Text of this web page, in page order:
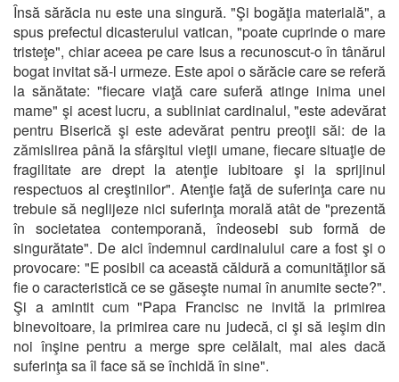
Însă sărăcia nu este una singură. "Şi bogăţia materială", a
spus prefectul dicasterului vatican, "poate cuprinde o mare
tristeţe", chiar aceea pe care Isus a recunoscut-o în tânărul
bogat invitat să-l urmeze. Este apoi o sărăcie care se referă
la sănătate: "fiecare viaţă care suferă atinge inima unei
mame" şi acest lucru, a subliniat cardinalul, "este adevărat
pentru Biserică şi este adevărat pentru preoţii săi: de la
zămislirea până la sfârşitul vieţii umane, fiecare situaţie de
fragilitate are drept la atenţie iubitoare şi la sprijinul
respectuos al creştinilor". Atenţie faţă de suferinţa care nu
trebuie să neglijeze nici suferinţa morală atât de "prezentă
în societatea contemporană, îndeosebi sub formă de
singurătate". De aici îndemnul cardinalului care a fost şi o
provocare: "E posibil ca această căldură a comunităţilor să
fie o caracteristică ce se găseşte numai în anumite secte?".
Şi a amintit cum "Papa Francisc ne invită la primirea
binevoitoare, la primirea care nu judecă, ci şi să ieşim din
noi înşine pentru a merge spre celălalt, mai ales dacă
suferinţa sa îl face să se închidă în sine".